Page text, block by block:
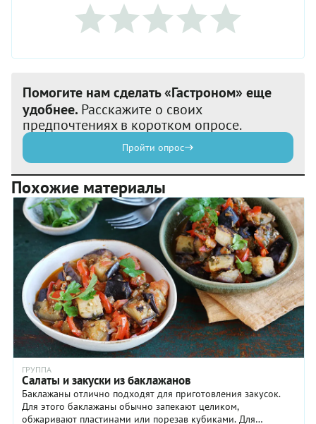
Помогите нам сделать «Гастроном» еще
удобнее. Расскажите о своих
предпочтениях в коротком опросе.
Пройти опрос
Похожие материалы
ГРУППА
Салаты и закуски из баклажанов
Баклажаны отлично подходят для приготовления закусок.
Для этого баклажаны обычно запекают целиком,
обжаривают пластинами или порезав кубиками. Для